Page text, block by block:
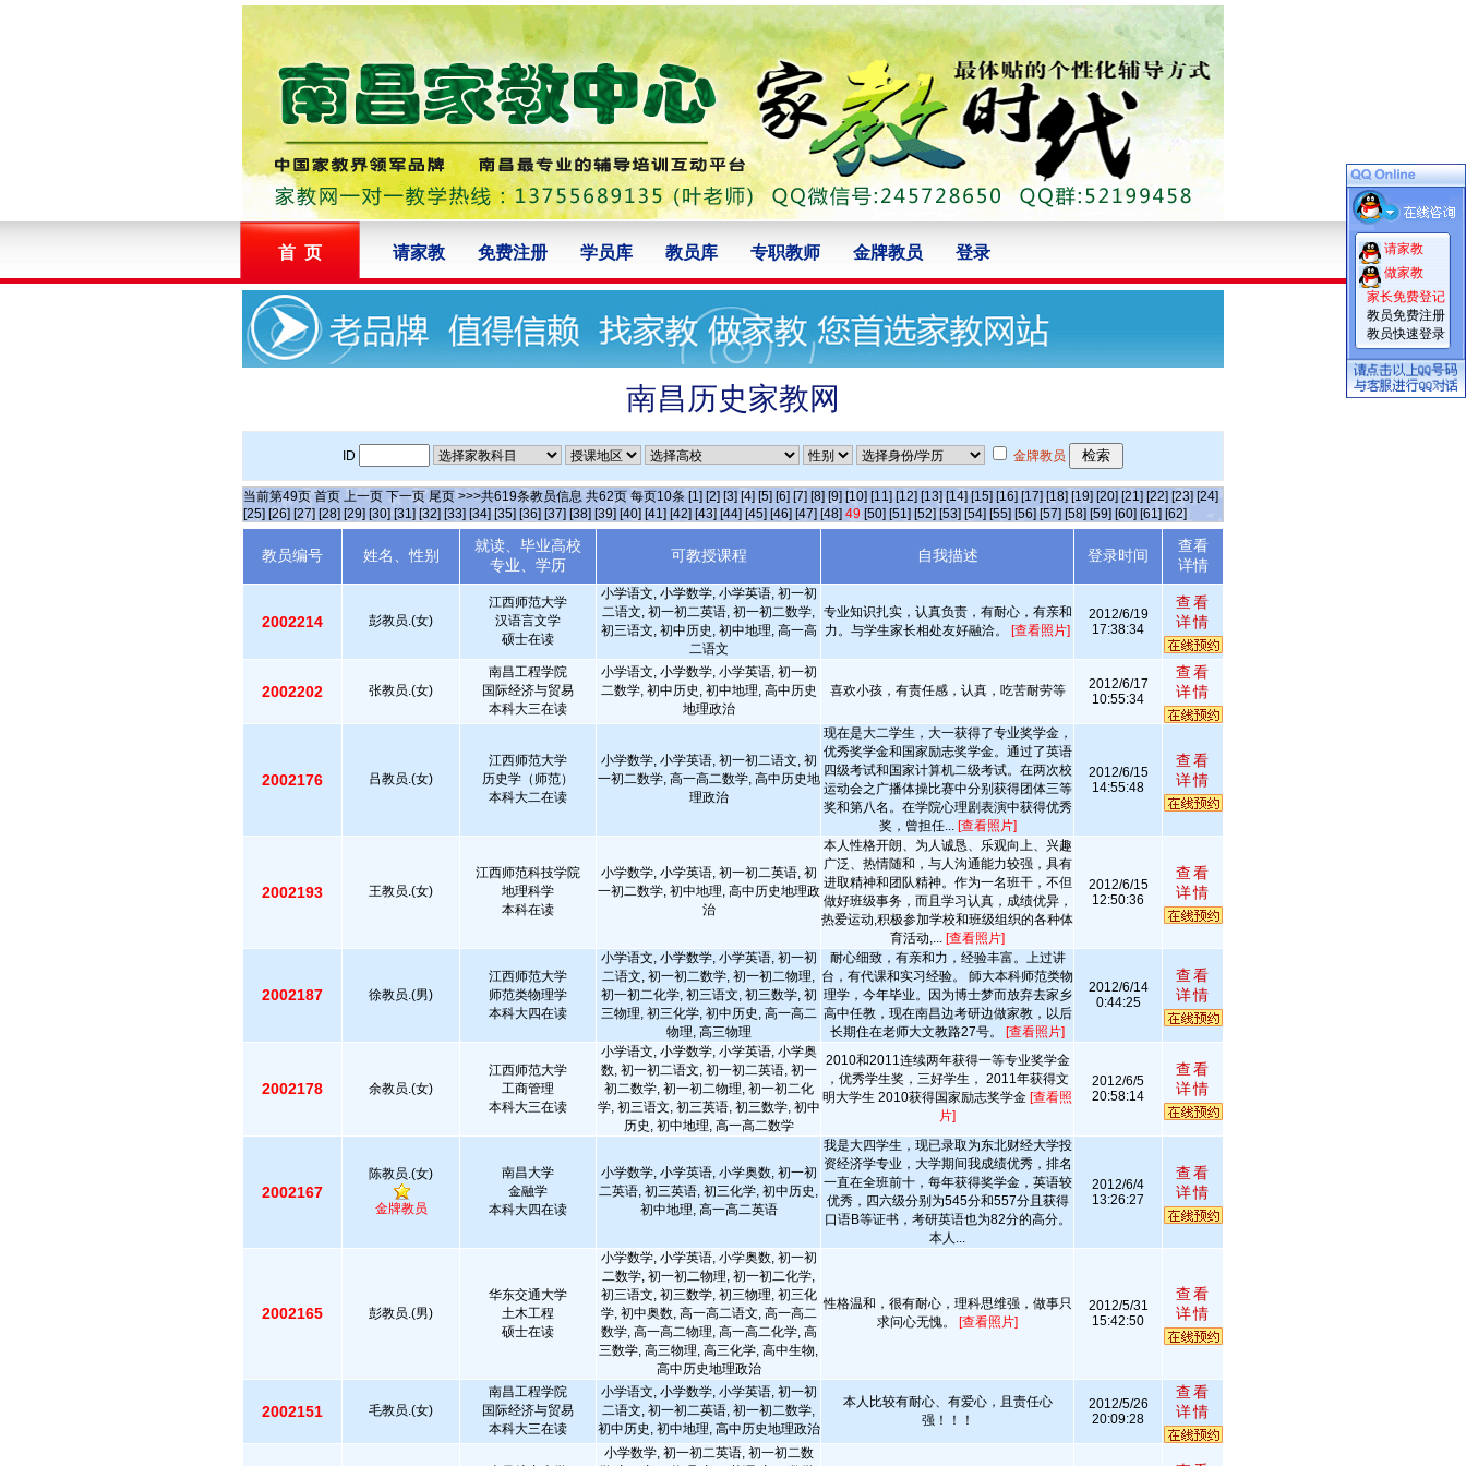
首 页 请家教 免费注册 学员库 教员库 专职教师 金牌教员 登录
南昌历史家教网
ID 金牌教员
当前第49页 首页 上一页 下一页 尾页 >>>共619条教员信息 共62页 每页10条 [1] [2] [3] [4] [5] [6] [7] [8] [9] [10] [11] [12] [13] [14] [15] [16] [17] [18] [19] [20] [21] [22] [23] [24]
[25] [26] [27] [28] [29] [30] [31] [32] [33] [34] [35] [36] [37] [38] [39] [40] [41] [42] [43] [44] [45] [46] [47] [48] 49 [50] [51] [52] [53] [54] [55] [56] [57] [58] [59] [60] [61] [62]
教员编号 姓名、性别
就读、毕业高校
专业、学历
可教授课程 自我描述 登录时间
查看
详情
2002214 彭教员.(女)
江西师范大学
汉语言文学
硕士在读
小学语文, 小学数学, 小学英语, 初一初
二语文, 初一初二英语, 初一初二数学,
初三语文, 初中历史, 初中地理, 高一高
二语文
专业知识扎实，认真负责，有耐心，有亲和
力。与学生家长相处友好融洽。 [查看照片]
2012/6/19
17:38:34
查看
详情
2002202 张教员.(女)
南昌工程学院
国际经济与贸易
本科大三在读
小学语文, 小学数学, 小学英语, 初一初
二数学, 初中历史, 初中地理, 高中历史
地理政治
喜欢小孩，有责任感，认真，吃苦耐劳等
2012/6/17
10:55:34
查看
详情
2002176 吕教员.(女)
江西师范大学
历史学（师范）
本科大二在读
小学数学, 小学英语, 初一初二语文, 初
一初二数学, 高一高二数学, 高中历史地
理政治
现在是大二学生，大一获得了专业奖学金，
优秀奖学金和国家励志奖学金。通过了英语
四级考试和国家计算机二级考试。在两次校
运动会之广播体操比赛中分别获得团体三等
奖和第八名。在学院心理剧表演中获得优秀
奖，曾担任... [查看照片]
2012/6/15
14:55:48
查看
详情
2002193 王教员.(女)
江西师范科技学院
地理科学
本科在读
小学数学, 小学英语, 初一初二英语, 初
一初二数学, 初中地理, 高中历史地理政
治
本人性格开朗、为人诚恳、乐观向上、兴趣
广泛、热情随和，与人沟通能力较强，具有
进取精神和团队精神。作为一名班干，不但
做好班级事务，而且学习认真，成绩优异，
热爱运动,积极参加学校和班级组织的各种体
育活动,... [查看照片]
2012/6/15
12:50:36
查看
详情
2002187 徐教员.(男)
江西师范大学
师范类物理学
本科大四在读
小学语文, 小学数学, 小学英语, 初一初
二语文, 初一初二数学, 初一初二物理,
初一初二化学, 初三语文, 初三数学, 初
三物理, 初三化学, 初中历史, 高一高二
物理, 高三物理
耐心细致，有亲和力，经验丰富。上过讲
台，有代课和实习经验。 師大本科师范类物
理学，今年毕业。因为博士梦而放弃去家乡
高中任教，现在南昌边考研边做家教，以后
长期住在老师大文教路27号。 [查看照片]
2012/6/14
0:44:25
查看
详情
2002178 余教员.(女)
江西师范大学
工商管理
本科大三在读
小学语文, 小学数学, 小学英语, 小学奥
数, 初一初二语文, 初一初二英语, 初一
初二数学, 初一初二物理, 初一初二化
学, 初三语文, 初三英语, 初三数学, 初中
历史, 初中地理, 高一高二数学
2010和2011连续两年获得一等专业奖学金
，优秀学生奖，三好学生， 2011年获得文
明大学生 2010获得国家励志奖学金 [查看照
片]
2012/6/5
20:58:14
查看
详情
2002167
陈教员.(女)
金牌教员
南昌大学
金融学
本科大四在读
小学数学, 小学英语, 小学奥数, 初一初
二英语, 初三英语, 初三化学, 初中历史,
初中地理, 高一高二英语
我是大四学生，现已录取为东北财经大学投
资经济学专业，大学期间我成绩优秀，排名
一直在全班前十，每年获得奖学金，英语较
优秀，四六级分别为545分和557分且获得
口语B等证书，考研英语也为82分的高分。
本人...
2012/6/4
13:26:27
查看
详情
2002165 彭教员.(男)
华东交通大学
土木工程
硕士在读
小学数学, 小学英语, 小学奥数, 初一初
二数学, 初一初二物理, 初一初二化学,
初三语文, 初三数学, 初三物理, 初三化
学, 初中奥数, 高一高二语文, 高一高二
数学, 高一高二物理, 高一高二化学, 高
三数学, 高三物理, 高三化学, 高中生物,
高中历史地理政治
性格温和，很有耐心，理科思维强，做事只
求问心无愧。 [查看照片]
2012/5/31
15:42:50
查看
详情
2002151 毛教员.(女)
南昌工程学院
国际经济与贸易
本科大三在读
小学语文, 小学数学, 小学英语, 初一初
二语文, 初一初二英语, 初一初二数学,
初中历史, 初中地理, 高中历史地理政治
本人比较有耐心、有爱心，且责任心
强！！！
2012/5/26
20:09:28
查看
详情
小学数学, 初一初二英语, 初一初二数
请家教
做家教
家长免费登记
教员免费注册
教员快速登录